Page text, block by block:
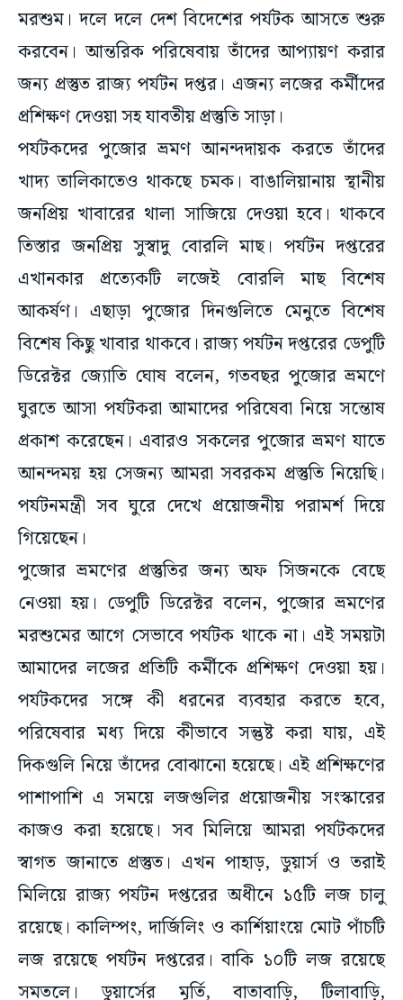
করবেন। আন্তরিক পরিষেবায় তাঁদের আপ্যায়ণ করার
জন্য প্রস্তুত রাজ্য পর্যটন দপ্তর। এজন্য লজের কর্মীদের
প্রশিক্ষণ দেওয়া সহ যাবতীয় প্রস্তুতি সাড়া।
পর্যটকদের পুজোর ভ্রমণ আনন্দদায়ক করতে তাঁদের
খাদ্য তালিকাতেও থাকছে চমক। বাঙালিয়ানায় স্থানীয়
জনপ্রিয় খাবারের থালা সাজিয়ে দেওয়া হবে। থাকবে
তিস্তার জনপ্রিয় সুস্বাদু বোরলি মাছ। পর্যটন দপ্তরের
এখানকার প্রত্যেকটি লজেই বোরলি মাছ বিশেষ
আকর্ষণ। এছাড়া পুজোর দিনগুলিতে মেনুতে বিশেষ
বিশেষ কিছু খাবার থাকবে। রাজ্য পর্যটন দপ্তরের ডেপুটি
ডিরেক্টর জ্যোতি ঘোষ বলেন, গতবছর পুজোর ভ্রমণে
ঘুরতে আসা পর্যটকরা আমাদের পরিষেবা নিয়ে সন্তোষ
প্রকাশ করেছেন। এবারও সকলের পুজোর ভ্রমণ যাতে
আনন্দময় হয় সেজন্য আমরা সবরকম প্রস্তুতি নিয়েছি।
পর্যটনমন্ত্রী সব ঘুরে দেখে প্রয়োজনীয় পরামর্শ দিয়ে
গিয়েছেন।
পুজোর ভ্রমণের প্রস্তুতির জন্য অফ সিজনকে বেছে
নেওয়া হয়। ডেপুটি ডিরেক্টর বলেন, পুজোর ভ্রমণের
মরশুমের আগে সেভাবে পর্যটক থাকে না। এই সময়টা
আমাদের লজের প্রতিটি কর্মীকে প্রশিক্ষণ দেওয়া হয়।
পর্যটকদের সঙ্গে কী ধরনের ব্যবহার করতে হবে,
পরিষেবার মধ্য দিয়ে কীভাবে সন্তুষ্ট করা যায়, এই
দিকগুলি নিয়ে তাঁদের বোঝানো হয়েছে। এই প্রশিক্ষণের
পাশাপাশি এ সময়ে লজগুলির প্রয়োজনীয় সংস্কারের
কাজও করা হয়েছে। সব মিলিয়ে আমরা পর্যটকদের
স্বাগত জানাতে প্রস্তুত। এখন পাহাড়, ডুয়ার্স ও তরাই
মিলিয়ে রাজ্য পর্যটন দপ্তরের অধীনে ১৫টি লজ চালু
রয়েছে। কালিম্পং, দার্জিলিং ও কার্শিয়াংয়ে মোট পাঁচটি
লজ রয়েছে পর্যটন দপ্তরের। বাকি ১০টি লজ রয়েছে
সমতলে। ডুয়ার্সের মূর্তি, বাতাবাড়ি, টিলাবাড়ি,
গজলডোবা লজে বিশেষ জনপ্রিয়তা রয়েছে। মূর্তি নদীর